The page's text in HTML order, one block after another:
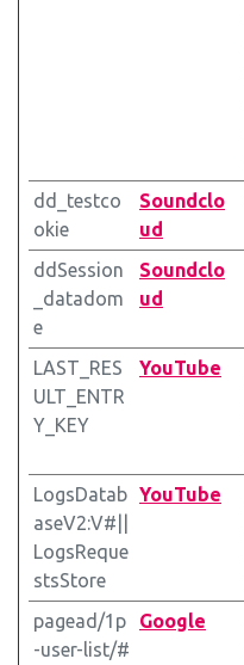
dd_testco
okie
Soundclo
ud
ddSession
_datadom
e
Soundclo
ud
LAST_RES
ULT_ENTR
Y_KEY
YouTube
LogsDatab
aseV2:V#||
LogsReque
stsStore
YouTube
pagead/1p
-user-list/#
Google